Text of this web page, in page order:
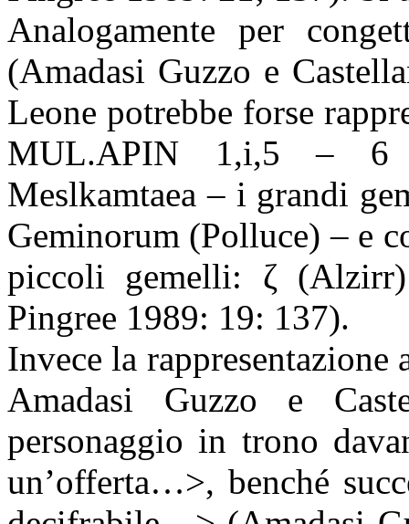
Analogamente per
(Amadasi Guzzo e
Leone potrebbe forse
MUL.APIN 1,i,5 – 6
Meslkamtaea – i grandi
Geminorum (Polluce) – e
piccoli gemelli: ζ
Pingree 1989: 19: 137).
Invece la
Amadasi Guzzo e
personaggio in trono
un’offerta…>, benché